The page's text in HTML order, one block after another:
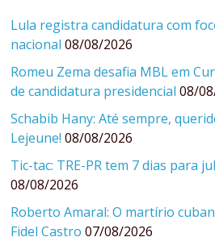
Lula registra candidatura com
nacional 08/08/2026
Romeu Zema desafia MBL em
de candidatura presidencial 08/
Schabib Hany: Até sempre,
Lejeune! 08/08/2026
Tic-tac: TRE-PR tem 7 dias para
08/08/2026
Roberto Amaral: O martírio
Fidel Castro 07/08/2026